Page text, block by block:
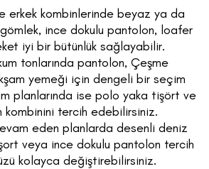
erkek kombinlerinde beyaz ya da
ince dokulu pantolon, loafer
iyi bir bütünlük sağlayabilir.
tonlarında pantolon, Çeşme
yemeği için dengeli bir seçim
planlarında ise polo yaka tişört ve
tercih edebilirsiniz.
eden planlarda desenli deniz
veya ince dokulu pantolon tercih
kolayca değiştirebilirsiniz.